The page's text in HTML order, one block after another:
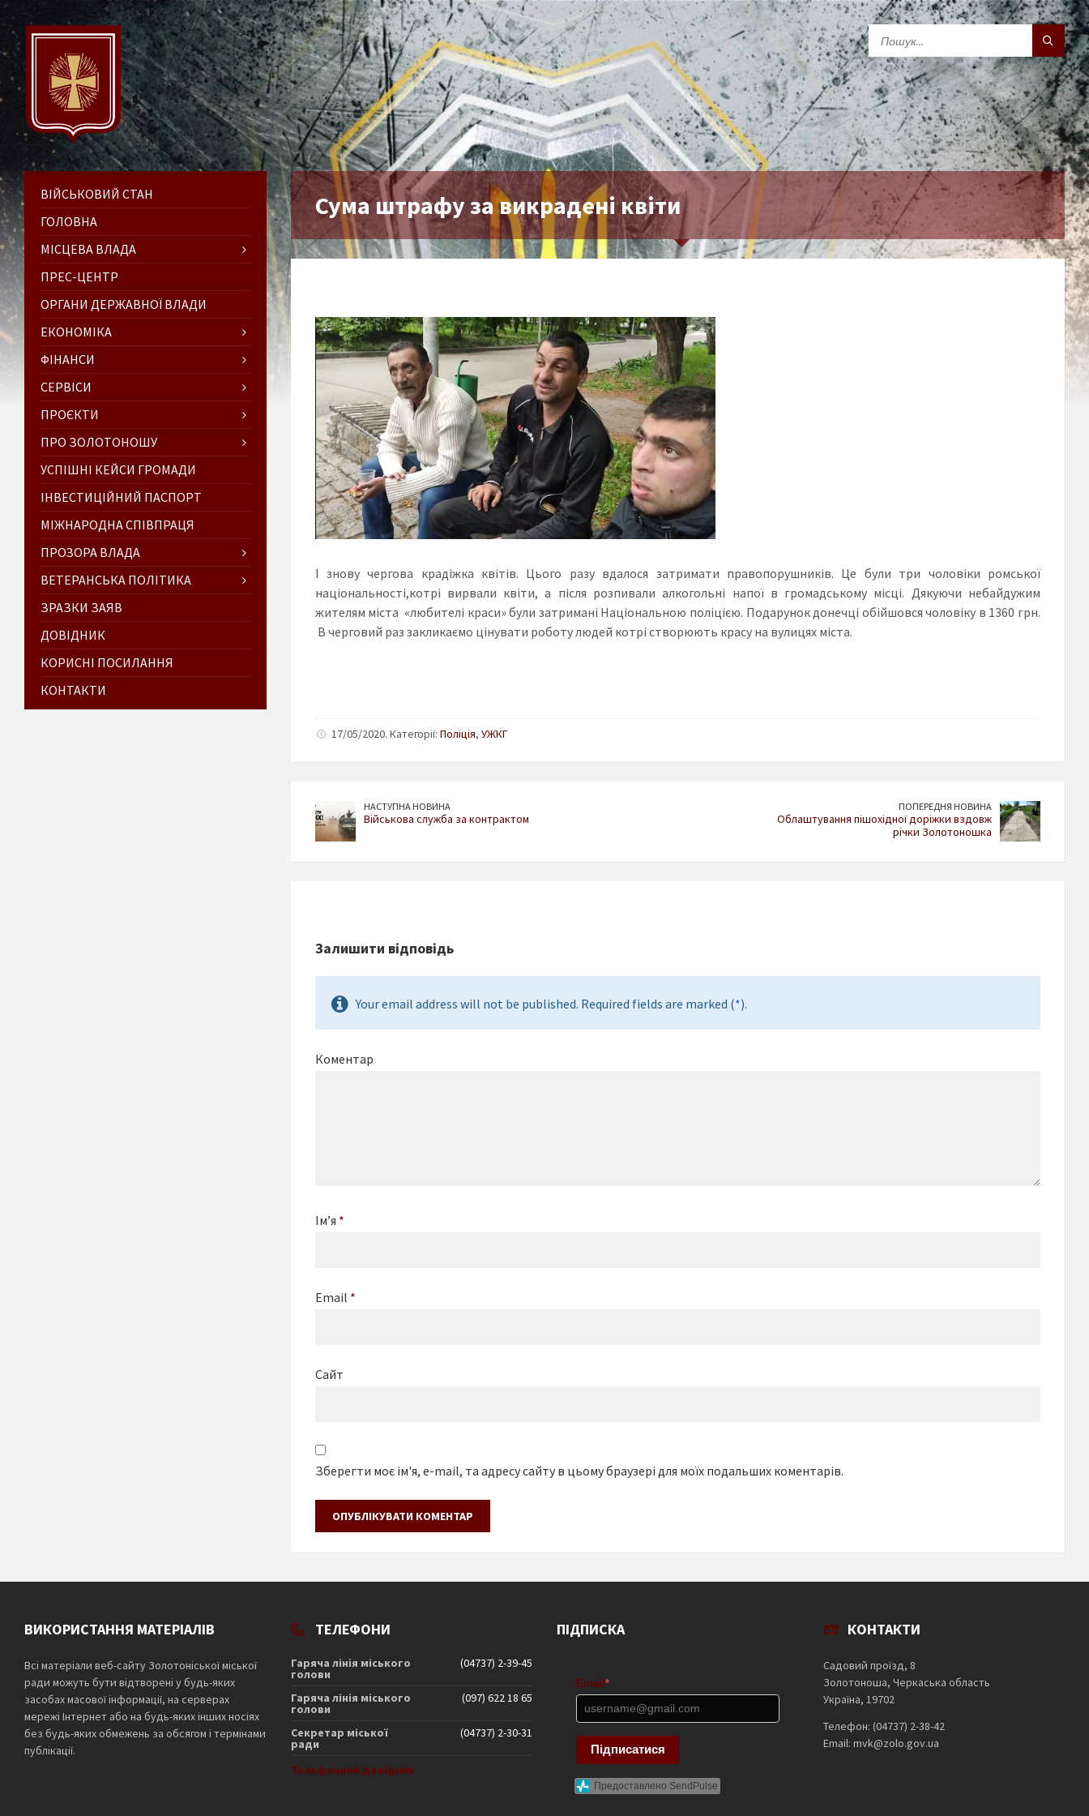
Сума штрафу за викрадені квіти
І знову чергова крадіжка квітів. Цього разу вдалося затримати правопорушників. Це були три чоловіки ромської
національності,котрі вирвали квіти, а після розпивали алкогольні напої в громадському місці. Дякуючи небайдужим
жителям міста «любителі краси» були затримані Національною поліцією. Подарунок донечці обійшовся чоловіку в 1360 грн.
В черговий раз закликаємо цінувати роботу людей котрі створюють красу на вулицях міста.
17/05/2020. Категорії: Поліція, УЖКГ
НАСТУПНА НОВИНА
Військова служба за контрактом
ПОПЕРЕДНЯ НОВИНА
Облаштування пішохідної доріжки вздовж
річки Золотоношка
Залишити відповідь
Your email address will not be published. Required fields are marked (*).
Коментар
Ім’я *
Email *
Сайт
Зберегти моє ім'я, e-mail, та адресу сайту в цьому браузері для моїх подальших коментарів.
ВІЙСЬКОВИЙ СТАН
ГОЛОВНА
МІСЦЕВА ВЛАДА
ПРЕС-ЦЕНТР
ОРГАНИ ДЕРЖАВНОЇ ВЛАДИ
ЕКОНОМІКА
ФІНАНСИ
СЕРВІСИ
ПРОЄКТИ
ПРО ЗОЛОТОНОШУ
УСПІШНІ КЕЙСИ ГРОМАДИ
ІНВЕСТИЦІЙНИЙ ПАСПОРТ
МІЖНАРОДНА СПІВПРАЦЯ
ПРОЗОРА ВЛАДА
ВЕТЕРАНСЬКА ПОЛІТИКА
ЗРАЗКИ ЗАЯВ
ДОВІДНИК
КОРИСНІ ПОСИЛАННЯ
КОНТАКТИ
ВИКОРИСТАННЯ МАТЕРІАЛІВ
Всі матеріали веб-сайту Золотоніської міської
ради можуть бути відтворені у будь-яких
засобах масової інформації, на серверах
мережі Інтернет або на будь-яких інших носіях
без будь-яких обмежень за обсягом і термінами
публікації.
ТЕЛЕФОНИ
Гаряча лінія міського
голови
(04737) 2-39-45
Гаряча лінія міського
голови
(097) 622 18 65
Секретар міської
ради
(04737) 2-30-31
Телефонний довідник
ПІДПИСКА
Email *
Підписатися
Предоставлено SendPulse
КОНТАКТИ
Садовий проїзд, 8
Золотоноша, Черкаська область
Україна, 19702
Телефон: (04737) 2-38-42
Email: mvk@zolo.gov.ua